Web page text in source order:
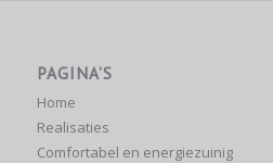
PAGINA’S
Home
Realisaties
Comfortabel en energiezuinig